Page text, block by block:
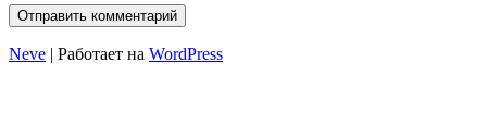
Neve | Работает на WordPress